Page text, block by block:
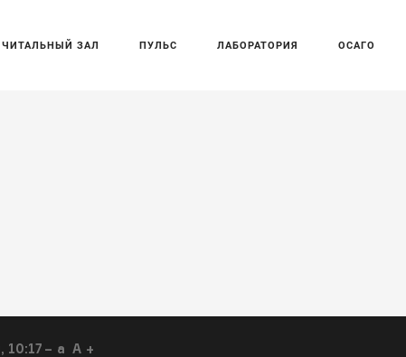
ЧИТАЛЬНЫЙ ЗАЛ ПУЛЬС ЛАБОРАТОРИЯ ОСАГО
10:17 a A